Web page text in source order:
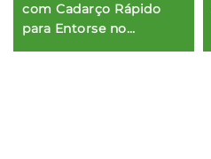
com Cadarço Rápido
para Entorse no
Tornozelo